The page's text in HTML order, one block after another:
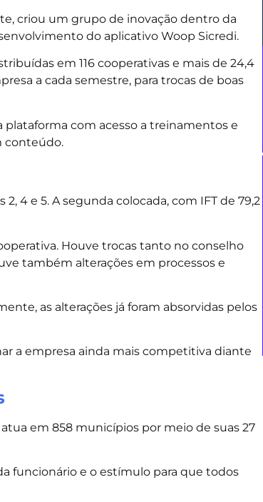
criou um grupo de inovação dentro da
do aplicativo Woop Sicredi.
em 116 cooperativas e mais de 24,4
a cada semestre, para trocas de boas
plataforma com acesso a treinamentos e
conteúdo.
4 e 5. A segunda colocada, com IFT de 79,2
Houve trocas tanto no conselho
também alterações em processos e
as alterações já foram absorvidas pelos
a empresa ainda mais competitiva diante
em 858 municípios por meio de suas 27
funcionário e o estímulo para que todos